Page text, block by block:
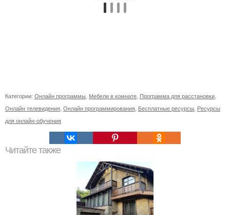
Категории: Онлайн программы Мебели в комнате Программа для расстановки
Онлайн телевидения Онлайн программирования Бесплатные ресурсы Ресурсы
для онлайн-обучения
Читайте также